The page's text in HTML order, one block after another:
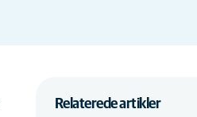
Relaterede artikler